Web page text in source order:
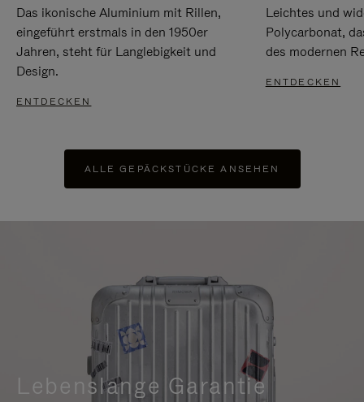
Das ikonische Aluminium mit Rillen,
eingeführt erstmals in den 1950er
Jahren, steht für Langlebigkeit und
Design.
ENTDECKEN
Leichtes und
Polycarbonat,
des modernen
ENTDECKEN
ALLE GEPÄCKSTÜCKE ANSEHEN
Lebenslange Garantie